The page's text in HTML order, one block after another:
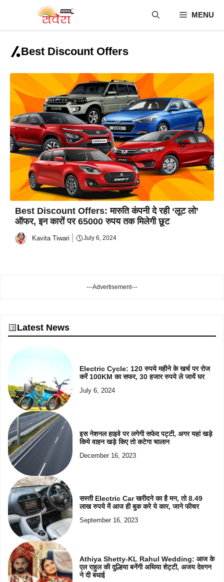
content
MENU
Best Discount Offers
Best Discount Offers: मारुति कंपनी दे रही ‘लूट लो’
ऑफर, इन कारों पर 65000 रुपय तक मिलेगी छूट
Kavita Tiwari July 6, 2024
---Advertisement---
Latest News
Electric Cycle: 120 रुपये महीने के खर्च पर रोज
करें 100KM का सफर, 30 हजार रुपये ले जायें घर
July 6, 2024
इस नेशनल हाइवे पर लगेगी सफेद पट्टी, अगर यहां खड़े
किये वाहन खड़े किए तो कटेगा चालान
December 16, 2023
सस्ती Electric Car खरीदने का है मन, तो 8.49
लाख रुपये में आज ही बुक करे ये कार, जाने फीचर
September 16, 2023
Athiya Shetty-KL Rahul Wedding: आज के
एल राहुल की दुल्हिया बनेंगी अथिया शेट्टी, अजय देवगन
ने दी बधाई